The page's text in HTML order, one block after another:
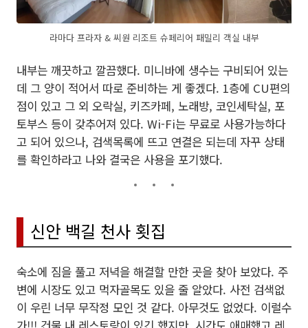
라마다 프라자 & 씨원 리조트 슈페리어 패밀리 객실 내부
내부는 깨끗하고 깔끔했다. 미니바에 생수는 구비되어 있는
데 그 양이 적어서 따로 준비하는 게 좋겠다. 1층에 CU편의
점이 있고 그 외 오락실, 키즈카페, 노래방, 코인세탁실, 포
토부스 등이 갖추어져 있다. Wi-Fi는 무료로 사용가능하다
고 되어 있으나, 검색목록에 뜨고 연결은 되는데 자꾸 상태
를 확인하라고 나와 결국은 사용을 포기했다.
신안 백길 천사 횟집
숙소에 짐을 풀고 저녁을 해결할 만한 곳을 찾아 보았다. 주
변에 시장도 있고 먹자골목도 있을 줄 알았다. 사전 검색없
이 우린 너무 무작정 모인 것 같다. 아무것도 없었다. 이럴수